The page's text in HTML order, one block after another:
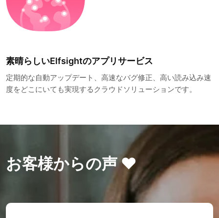
素晴らしいElfsightのアプリサービス
定期的な自動アップデート、高速なバグ修正、高い読み込み速
度をどこにいても実現するクラウドソリューションです。
お客様からの声 ❤️